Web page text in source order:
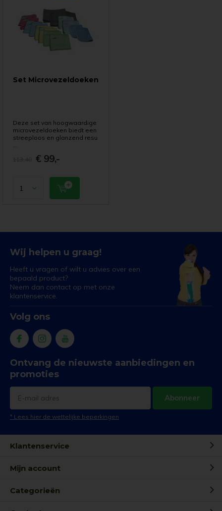
Set Microvezeldoeken
Deze set van hoogwaardige
microvezeldoeken biedt een
streeploos en glanzend resu
...
€ 99,-
Wij helpen u graag!
Heeft u vragen of wilt u advies over een
bepaald product?
Neem dan contact op met onze
klantenservice.
Volg ons
Ontvang de nieuwste aanbiedingen en
promoties
Abonneer
* Lees hier de wettelijke beperkingen
Klantenservice
Mijn account
Categorieën